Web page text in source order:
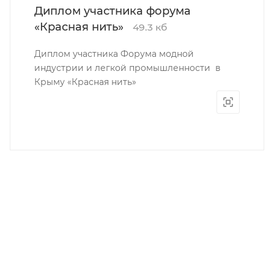
Диплом участника форума
«Красная нить»
49.3 кб
Диплом участника Форума модной
индустрии и легкой промышленности в
Крыму «Красная нить»